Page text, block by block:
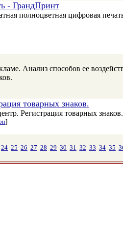
- ГрандПринт
полноцветная цифровая
Анализ способов ее
товарных знаков.
Регистрация товарных
]
24 25 26 27 28 29 30 31 32 33 34 35